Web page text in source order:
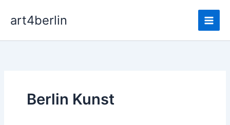
Inhaltart4berlin
Main
Berlin Kunst